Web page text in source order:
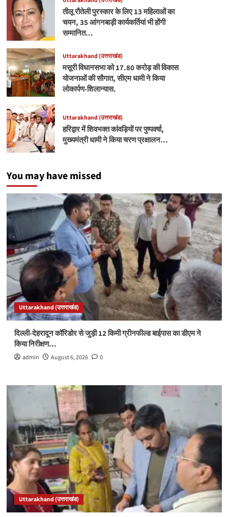
तीलू रौतेली पुरस्कार के लिए 13 महिलाओं का
चयन, 35 आंगनबाड़ी कार्यकर्तियां भी होंगी
सम्मानित…
Uttarakhand (उत्तराखंड)
मसूरी विधानसभा को 17.80 करोड़ की विकास
योजनाओं की सौगात, सीएम धामी ने किया
लोकार्पण-शिलान्यास.
Uttarakhand (उत्तराखंड)
हरिद्वार में शिवभक्त कांवड़ियों पर पुष्पवर्षा,
मुख्यमंत्री धामी ने किया चरण प्रक्षालन…
You may have missed
Uttarakhand (उत्तराखंड)
दिल्ली-देहरादून कॉरिडोर से जुड़ी 12 किमी ग्रीनफील्ड बाईपास का डीएम ने
किया निरीक्षण…
admin August 6, 2026 0
Uttarakhand (उत्तराखंड)